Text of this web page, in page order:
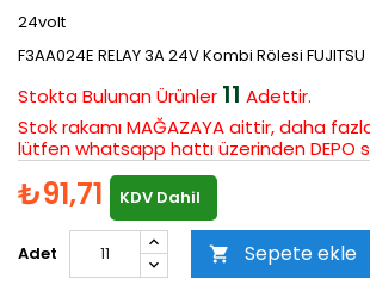
24volt
F3AA024E RELAY 3A 24V Kombi Rölesi FUJITSU
Stokta BulunanÜrünler 11 Adettir.
Stok rakamı MAĞAZAYA aittir, daha
lütfen whatsapp hattı üzerinden DEPO
₺91,71 KDV Dahil
Adet  Sepete ekle